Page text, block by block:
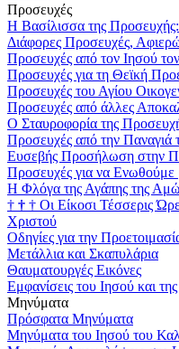
Προσευχές
Η Βασίλισσα της
Διάφορες Προσευχές,
Προσευχές από τον Ιησού
Προσευχές για τη Θεϊκή
Προσευχές του Αγίου
Προσευχές από άλλες
Ο Σταυροφορία της
Προσευχές από την Παναγιά
Ευσεβής Προσήλωση στην
Προσευχές για να Ενωθούμε
Η Φλόγα της Αγάπης της
† † † Οι Είκοσι Τέσσερις
Χριστού
Οδηγίες για την
Μετάλλια και Σκαπυλάρια
Θαυματουργές Εικόνες
Εμφανίσεις του Ιησού και
Μηνύματα
Πρόσφατα Μηνύματα
Μηνύματα του Ιησού του